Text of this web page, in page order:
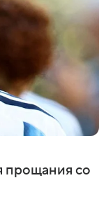
прощания со